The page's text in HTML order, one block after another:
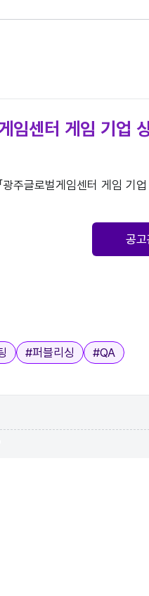
임센터 게임 기업
공
#퍼블리싱 #QA